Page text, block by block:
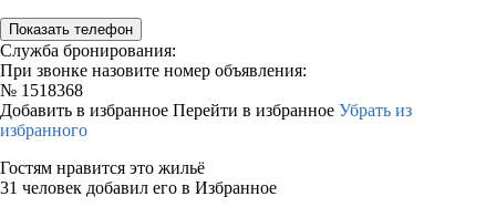
Показать телефон
Служба бронирования:
При звонке назовите номер объявления:
№ 1518368
Добавить в избранное Перейти в избранное Убрать из
избранного
Гостям нравится это жильё
31 человек добавил его в Избранное